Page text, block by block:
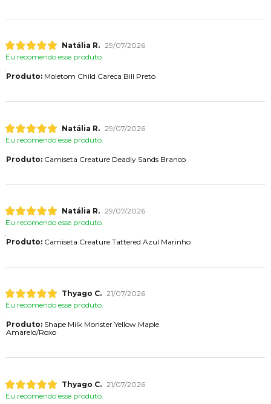
Natália R. 29/07/2026
Eu recomendo esse produto.
Produto:Moletom Child Careca Bill Preto
Natália R. 29/07/2026
Eu recomendo esse produto.
Produto:Camiseta Creature Deadly Sands Branco
Natália R. 29/07/2026
Eu recomendo esse produto.
Produto:Camiseta Creature Tattered Azul Marinho
Thyago C. 21/07/2026
Eu recomendo esse produto.
Produto:Shape Milk Monster Yellow Maple
Amarelo/Roxo
Thyago C. 21/07/2026
Eu recomendo esse produto.